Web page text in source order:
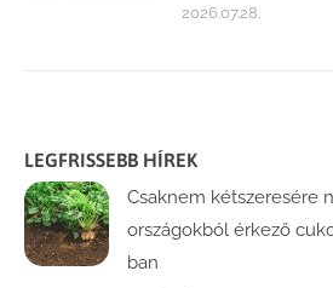
2026.07.28.
LEGFRISSEBB HÍREK
Csaknem kétszeresére
országokból érkező
ban